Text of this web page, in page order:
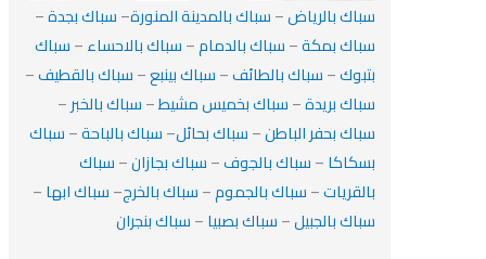
سباك بالرياض–سباك بالمدينة المنورة–سباك بجدة–
سباك بمكة–سباك بالدمام–سباك بالاحساء–سباك
بتبوك–سباك بالطائف–سباك بينبع–سباك بالقطيف–
سباك بريدة–سباك بخميس مشيط–سباك بالخبر–
سباك بحفر الباطن–سباك بحائل–سباك بالباحة–سباك
بسكاكا–سباك بالجوف–سباك بجازان–سباك
بالقريات–سباك بالجموم–سباك بالخرج–سباك ابها–
سباك بالجبيل–سباك بصبيا–سباك بنجران